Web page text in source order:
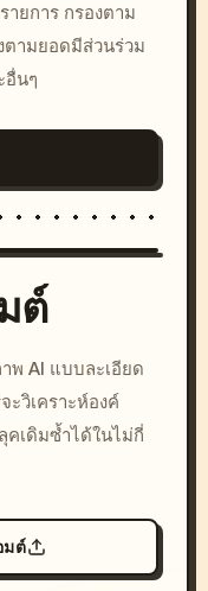
ยการ กรองตาม
ตามยอดมีส่วนร่วม
อื่นๆ
sunset, neon
8k --v 6.0
ต์
พ AI แบบละเอียด
ะวิเคราะห์องค์
เดิมซ้ำได้ในไม่กี่
มต์